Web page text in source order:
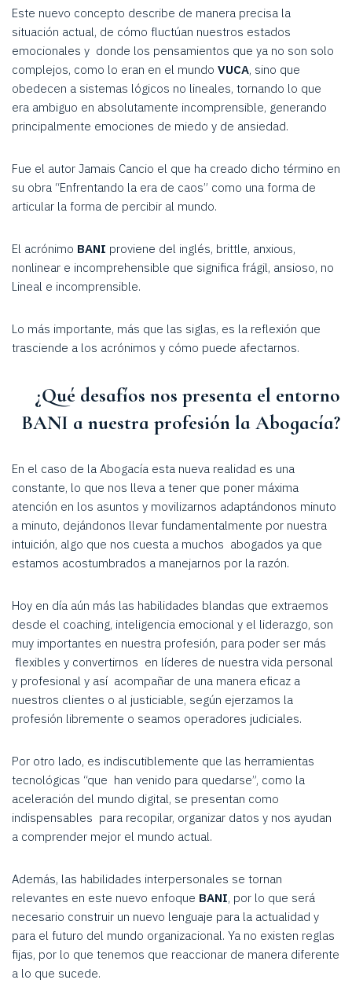
Este nuevo concepto describe de manera precisa la
situación actual, de cómo fluctúan nuestros estados
emocionales y donde los pensamientos que ya no son solo
complejos, como lo eran en el mundo VUCA, sino que
obedecen a sistemas lógicos no lineales, tornando lo que
era ambiguo en absolutamente incomprensible, generando
principalmente emociones de miedo y de ansiedad.
Fue el autor Jamais Cancio el que ha creado dicho término en
su obra “Enfrentando la era de caos” como una forma de
articular la forma de percibir al mundo.
El acrónimo BANI proviene del inglés, brittle, anxious,
nonlinear e incomprehensible que significa frágil, ansioso, no
Lineal e incomprensible.
Lo más importante, más que las siglas, es la reflexión que
trasciende a los acrónimos y cómo puede afectarnos.
¿Qué desafíos nos presenta el entorno
BANI a nuestra profesión la Abogacía?
En el caso de la Abogacía esta nueva realidad es una
constante, lo que nos lleva a tener que poner máxima
atención en los asuntos y movilizarnos adaptándonos minuto
a minuto, dejándonos llevar fundamentalmente por nuestra
intuición, algo que nos cuesta a muchos abogados ya que
estamos acostumbrados a manejarnos por la razón.
Hoy en día aún más las habilidades blandas que extraemos
desde el coaching, inteligencia emocional y el liderazgo, son
muy importantes en nuestra profesión, para poder ser más
flexibles y convertirnos en líderes de nuestra vida personal
y profesional y así acompañar de una manera eficaz a
nuestros clientes o al justiciable, según ejerzamos la
profesión libremente o seamos operadores judiciales.
Por otro lado, es indiscutiblemente que las herramientas
tecnológicas “que han venido para quedarse”, como la
aceleración del mundo digital, se presentan como
indispensables para recopilar, organizar datos y nos ayudan
a comprender mejor el mundo actual.
Además, las habilidades interpersonales se tornan
relevantes en este nuevo enfoque BANI, por lo que será
necesario construir un nuevo lenguaje para la actualidad y
para el futuro del mundo organizacional. Ya no existen reglas
fijas, por lo que tenemos que reaccionar de manera diferente
a lo que sucede.